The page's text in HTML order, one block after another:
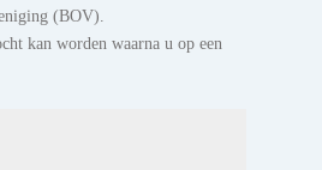
(BOV).
kan worden waarna u op een